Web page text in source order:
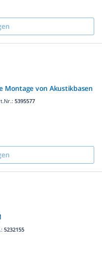
Montage von Akustikbasen
5395577
5232155